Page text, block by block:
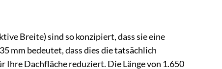
Breite) sind so konzipiert, dass sie eine
mm bedeutet, dass dies die tatsächlich
Ihre Dachfläche reduziert. Die Länge von 1.650